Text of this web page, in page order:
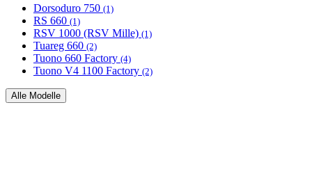
Dorsoduro 750 (1)
RS 660 (1)
RSV 1000 (RSV Mille) (1)
Tuareg 660 (2)
Tuono 660 Factory (4)
Tuono V4 1100 Factory (2)
Alle Modelle